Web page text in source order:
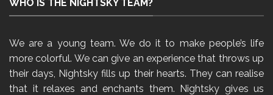
WHO IS THE NIGHTSKY TEAM?
We are a young team. We do it to make people’s life
more colorful. We can give an experience that throws up
their days, Nightsky fills up their hearts. They can realise
that it relaxes and enchants them. Nightsky gives us